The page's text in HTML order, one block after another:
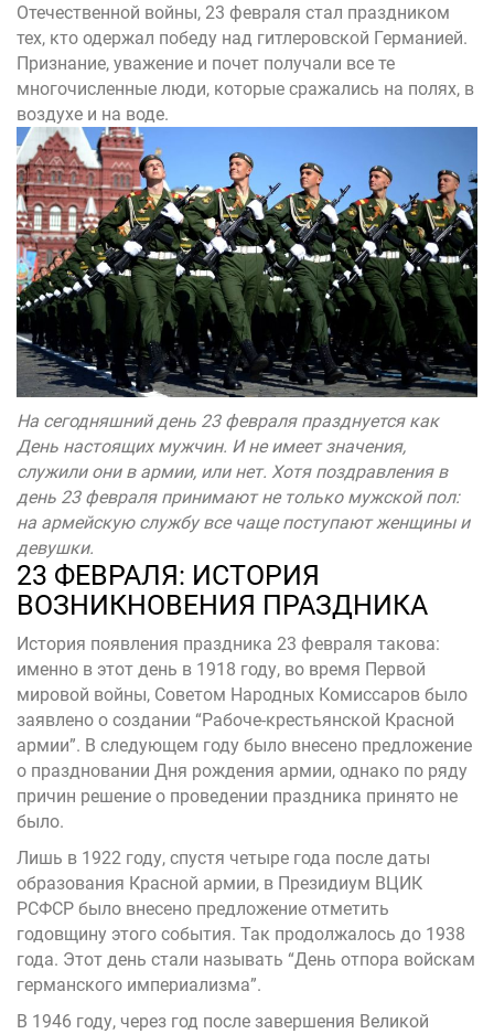
Отечественной войны, 23 февраля стал праздником
тех, кто одержал победу над гитлеровской Германией.
Признание, уважение и почет получали все те
многочисленные люди, которые сражались на полях, в
воздухе и на воде.
На сегодняшний день 23 февраля празднуется как
День настоящих мужчин. И не имеет значения,
служили они в армии, или нет. Хотя поздравления в
день 23 февраля принимают не только мужской пол:
на армейскую службу все чаще поступают женщины и
девушки.
23 ФЕВРАЛЯ: ИСТОРИЯ
ВОЗНИКНОВЕНИЯ ПРАЗДНИКА
История появления праздника 23 февраля такова:
именно в этот день в 1918 году, во время Первой
мировой войны, Советом Народных Комиссаров было
заявлено о создании “Рабоче-крестьянской Красной
армии”. В следующем году было внесено предложение
о праздновании Дня рождения армии, однако по ряду
причин решение о проведении праздника принято не
было.
Лишь в 1922 году, спустя четыре года после даты
образования Красной армии, в Президиум ВЦИК
РСФСР было внесено предложение отметить
годовщину этого события. Так продолжалось до 1938
года. Этот день стали называть “День отпора войскам
германского империализма”.
В 1946 году, через год после завершения Великой